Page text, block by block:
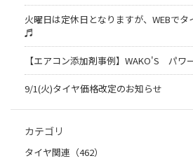
火曜日は定休日となりますが、WEBで
♬
【エアコン添加剤事例】WAKO'S パワ
9/1(火)タイヤ価格改定のお知らせ
カテゴリ
タイヤ関連（462）